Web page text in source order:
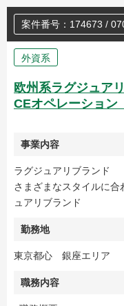
案件番号：174673 /
外資系
欧州系ラグジュア
CEオペレーション
事業内容
ラグジュアリブランド
さまざまなスタイルに
ュアリブランド
勤務地
東京都心 銀座エリア
職務内容